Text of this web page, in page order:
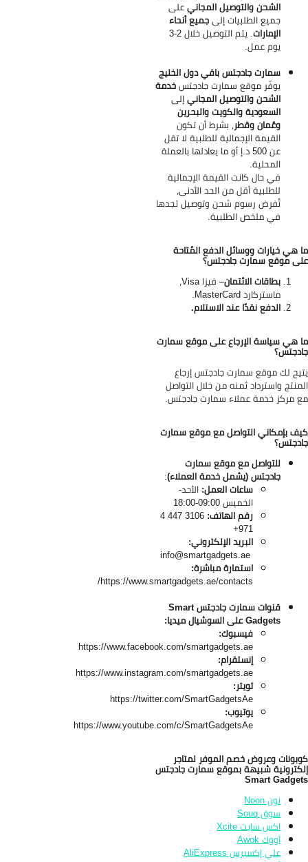
الشحن والتوصيل المجانيعلى
جميع الطلبيات إلىجميع أنحاء
الإمارات . يتم التوصيل خلال 2-3
يوم عمل.
سمارت جادجتس باقي دول الخليج
يوفّر موقع سمارت جادجتسخدمة
الشحن والتوصيل المجانيإلى
السعودية والكويت والبحرين
وعُمان وقطر، بشرط أن تكون
القيمة الإجمالية للطلبية لا تقل
عن 500 د.إ أو ما يعادلها بالعملة
المحلية.
في حال كانت القيمة الإجمالية
للطلبية أقل من الحد الأدنى،
تُفرض رسوم شحن وتوصيل تجدها
في ملخص الطلبية.
هي خيارات ووسائل الدفع المُتاحة
موقع سمارت جادجتس؟
بطاقات الائتمان– فيزا Visa،
ماستركارد MasterCard.
الدفع نقدًا عند الاستلام.
هي سياسة الإرجاع على موقع سمارت
لك موقع سمارت جادجتس إرجاع
واسترداد ثمنه من خلال التواصل
مركز خدمة عملاء سمارت جادجتس.
بإمكاني التواصل مع موقع سمارت
للتواصل مع موقع سمارت
جادجتس (يشمل خدمة العملاء):
ساعات العمل:الأحد-
الخميس 09:00-18:00
رقم الهاتف: 3106 447 4
971+
البريد الإلكتروني:
استمارة مباشرة:
https://www.smartgadgets.ae/contacts/
قنوات سمارت جادجتس Smart
Gadgetsعلى السوشيال ميديا:
فيسبوك:
https://www.facebook.com/smartgadgets.ae
إنستقرام:
https://www.instagram.com/smartgadgets.ae
تويتر:
https://twitter.com/SmartGadgetsAe
يوتيوب:
https://www.youtube.com/c/SmartGadgetsAe
وعروض خصم الموفر لمتاجر
شبيهة بموقع سمارت جادجتس
Smart
نون Noon
سوق Souq
اكس سايت Xcite
أووك Awok
علي إكسبرس AliExpress